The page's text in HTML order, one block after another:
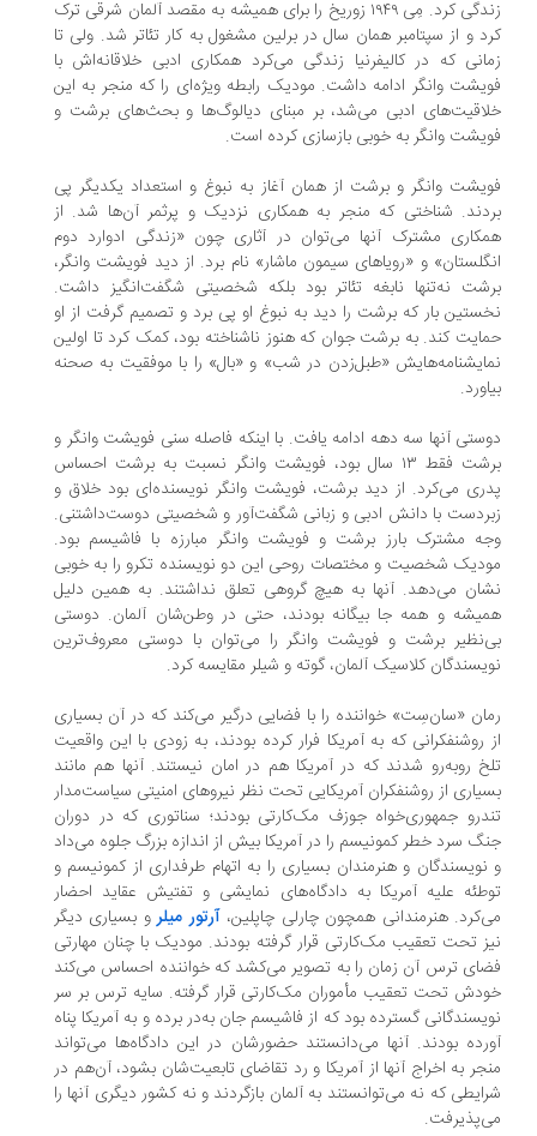
زندگی کرد. مِی ۱۹۴۹ زوریخ را برای همیشه به مقصد آلمان شرقی ترک
و از سپتامبر همان سال در برلین مشغول به کار تئاتر شد. ولی تا
که در کالیفرنیا زندگی می‌کرد همکاری ادبی‌ خلاقانه‌اش با
وانگر ادامه داشت. مودیک رابطه ویژه‌ای را که منجر به این
ادبی می‌‌شد، بر مبنای دیالوگ‌ها و بحث‌های برشت و
وانگر به خوبی بازسازی کرده است.
وانگر و برشت از همان آغاز به نبوغ و استعداد یکدیگر پی
شناختی که منجر به همکاری نزدیک و پرثمر آن‌ها شد. از
مشترک آنها می‌توان در آثاری چون «زندگی ادوارد دوم
و «رویاهای سیمون ماشار» نام برد. از دید فویشت وانگر،
نه‌تنها نابغه تئاتر بود بلکه شخصیتی شگفت‌انگیز داشت.
بار که برشت را دید به نبوغ او پی برد و تصمیم گرفت از او
کند. به برشت جوان که هنوز ناشناخته بود، کمک کرد تا اولین
«طبل‌زدن در شب» و «بال» را با موفقیت به صحنه
آنها سه دهه ادامه یافت. با اینکه فاصله سنی فویشت وانگر و
برشت فقط ۱۳ سال بود، فویشت وانگر نسبت به برشت احساس
می‌کرد. از دید برشت، فویشت وانگر نویسنده‌ا‌ی بود خلاق و
با دانش ادبی و زبانی شگفت‌آور و شخصیتی دوست‌داشتنی.
مشترک بارز برشت و فویشت وانگر مبارزه با فاشیسم بود.
شخصیت و مختصات روحی این دو نویسنده تکرو را به خوبی
می‌دهد. آنها به هیچ گروهی تعلق نداشتند. به همین دلیل
و همه جا بیگانه بودند، حتی در وطن‌شان آلمان. دوستی
برشت و فویشت وانگر را می‌توان با دوستی معروف‌ترین
کلاسیک آلمان، گوته و شیلر مقایسه کرد.
«سان‌سِت» خواننده را با فضایی درگیر می‌کند که در آن بسیاری
روشنفکرانی که به آمریکا فرار کرده بودند، به زودی با این واقعیت
روبه‌رو شدند که در آمریکا هم در امان نیستند. آنها هم مانند
از روشنفکران آمریکایی تحت نظر نیروهای امنیتی سیاست‌مدار
جمهوری‌خواه جوزف مک‌کارتی بودند؛ سناتوری که در دوران
سرد خطر کمونیسم را در آمریکا بیش از اندازه بزرگ جلوه ‌می‌داد
و هنرمندان بسیاری را به اتهام طرفداری از کمونیسم و
علیه آمریکا به دادگاه‌های نمایشی و تفتیش عقاید احضار
هنرمندانی همچون چارلی چاپلین،آرتور میلرو بسیاری دیگر
تحت تعقیب مک‌کارتی قرار گرفته بودند. مودیک با چنان مهارتی
ترس آن زمان را به تصویر می‌کشد که خواننده احساس می‌کند
تحت تعقیب مأموران مک‌‌کارتی قرار گرفته. سایه ترس بر سر
گسترده بود که از فاشیسم جان به‌در برده و به آمریکا پناه
بودند. آنها می‌دانستند حضورشان در این دادگاه‌ها می‌تواند
به اخراج آنها از آمریکا و رد تقاضای تابعیت‌شان بشود، آن‌هم در
که نه می‌توانستند به آلمان بازگردند و نه کشور دیگری آنها را